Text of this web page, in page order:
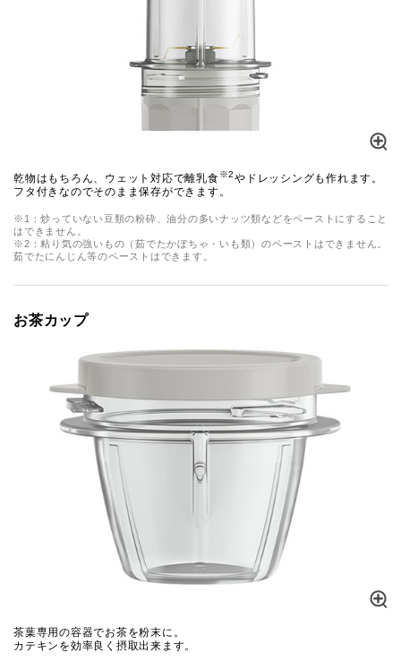
乾物はもちろん、ウェット対応で離乳食※2やドレッシングも作れます。
フタ付きなのでそのまま保存ができます。
※1：炒っていない豆類の粉砕、油分の多いナッツ類などをペーストにすること
はできません。
※2：粘り気の強いもの（茹でたかぼちゃ・いも類）のペーストはできません。
茹でたにんじん等のペーストはできます。
お茶カップ
茶葉専用の容器でお茶を粉末に。
カテキンを効率良く摂取出来ます。